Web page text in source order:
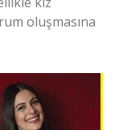
oluşmasına